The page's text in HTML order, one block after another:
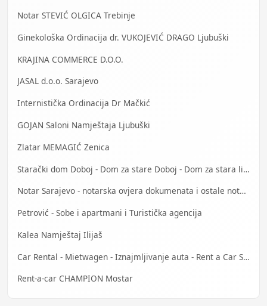
Notar STEVIĆ OLGICA Trebinje
Ginekološka Ordinacija dr. VUKOJEVIĆ DRAGO Ljubuški
KRAJINA COMMERCE D.O.O.
JASAL d.o.o. Sarajevo
Internistička Ordinacija Dr Mačkić
GOJAN Saloni Namještaja Ljubuški
Zlatar MEMAGIĆ Zenica
Starački dom Doboj - Dom za stare Doboj - Dom za stara lica Doboj
Notar Sarajevo - notarska ovjera dokumenata i ostale notarske usluge
Petrović - Sobe i apartmani i Turistička agencija
Kalea Namještaj Ilijaš
Car Rental - Mietwagen - Iznajmljivanje auta - Rent a Car Sarajevo
Rent-a-car CHAMPION Mostar